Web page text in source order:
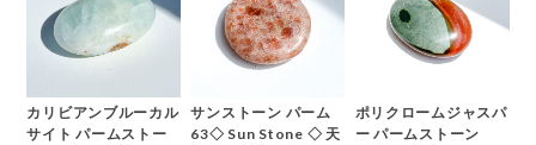
カリビアンブルーカル
サイト パームストー
サンストーン パーム
63◇ Sun Stone ◇ 天
ポリクロームジャスパ
ー パームストーン